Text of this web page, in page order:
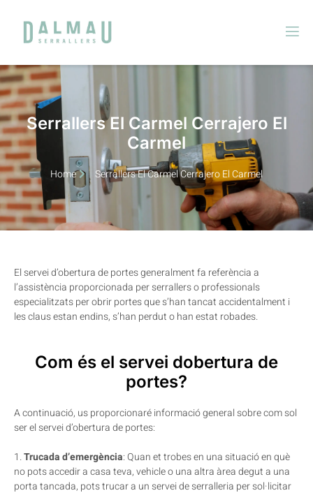
Serrallers El Carmel Cerrajero El
Carmel
Home Serrallers El Carmel Cerrajero El Carmel
El servei d’obertura de portes generalment fa referència a
l’assistència proporcionada per serrallers o professionals
especialitzats per obrir portes que s’han tancat accidentalment i
les claus estan endins, s’han perdut o han estat robades.
Com és el servei dobertura de
portes?
A continuació, us proporcionaré informació general sobre com sol
ser el servei d’obertura de portes:
1.Trucada d’emergència: Quan et trobes en una situació en què
no pots accedir a casa teva, vehicle o una altra àrea degut a una
porta tancada, pots trucar a un servei de serralleria per sol·licitar